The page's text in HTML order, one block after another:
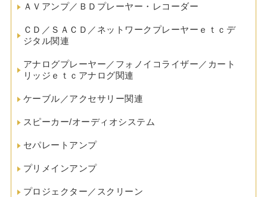
ＡＶアンプ／ＢＤプレーヤー・レコーダー
ＣＤ／ＳＡＣＤ／ネットワークプレーヤーｅｔｃデ
ジタル関連
アナログプレーヤー／フォノイコライザー／カート
リッジｅｔｃアナログ関連
ケーブル／アクセサリー関連
スピーカー/オーディオシステム
セパレートアンプ
プリメインアンプ
プロジェクター／スクリーン